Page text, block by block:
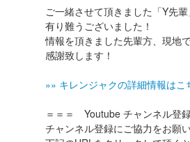
ご一緒させて頂きました「Y先輩
有り難うございました！
情報を頂きました先輩方、現地
感謝致します！
»» キレンジャクの詳細情報はこ
＝＝＝ Youtube チャンネル登
チャンネル登録にご協力をお願